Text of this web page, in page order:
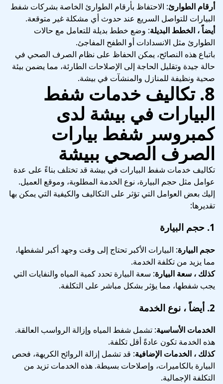
أرقام الطوارئ: الاحتفاظ بأرقام الطوارئ الخاصة بشركات شفط
البيارات للتواصل السريع عند حدوث أي مشكلة غير متوقعة.
أيضاً ، الخطط البديلة: وضع خطط بديلة للتعامل مع حالات
الطوارئ مثل الانسدادات أو الطفح المفاجئ.
باتباع هذه النصائح، يمكن الحفاظ على نظام الصرف الصحي في
حالة جيدة وتقليل الحاجة إلى الإصلاحات الطارئة، مما يضمن بيئة
صحية ونظيفة للمنازل والمنشآت في بيشة.
8. تكاليف خدمات شفط
البيارات في بيشة لدى
كمبروسر شفط بيارات
الصرف الصحي ببيشة
تكاليف خدمات شفط البيارات في بيشة قد تختلف بناءً على عدة
عوامل مثل حجم البيارة، نوع الخدمة المطلوبة، وموقع العميل.
إليك بعض العوامل التي تؤثر على التكاليف والكيفية التي يمكن بها
تقديرها:
1. حجم البيارة
حجم البيارة: البيارات الأكبر تحتاج إلى وقت وجهد أكبر لشفطها،
مما يزيد من تكلفة الخدمة.
كذلك ، سعة البيارة: سعة البيارة تحدد كمية المياه والنفايات التي
يجب شفطها، مما يؤثر بشكل مباشر على التكلفة.
2. أيضاً ، نوع الخدمة
الخدمات الأساسية: تشمل شفط المياه وإزالة الرواسب العالقة.
هذه الخدمة تكون عادةً أقل تكلفة.
كذلك ، الخدمات الإضافية: قد تشمل إزالة الروائح الكريهة، فحص
البيارة بالكاميرات، وإصلاحات بسيطة. هذه الخدمات تزيد من
التكلفة الإجمالية.